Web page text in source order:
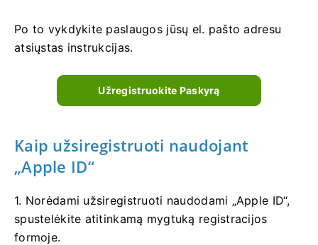
Po to vykdykite paslaugos jūsų el. pašto adresu
atsiųstas instrukcijas.
Užregistruokite Paskyrą
Kaip užsiregistruoti naudojant
„Apple ID“
1. Norėdami užsiregistruoti naudodami „Apple ID“,
spustelėkite atitinkamą mygtuką registracijos
formoje.